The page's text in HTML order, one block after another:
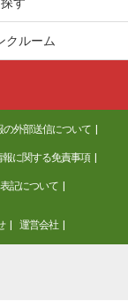
クルーム
外部送信について
に関する免責事項
記について
運営会社